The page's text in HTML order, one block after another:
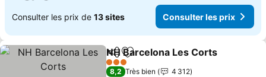
Consulter les prix de 13 sites Consulter les prix
PartagerAjouter à mes favoris
NH Barcelona Les Corts
3 Étoiles
8,2 Très bien
4 312